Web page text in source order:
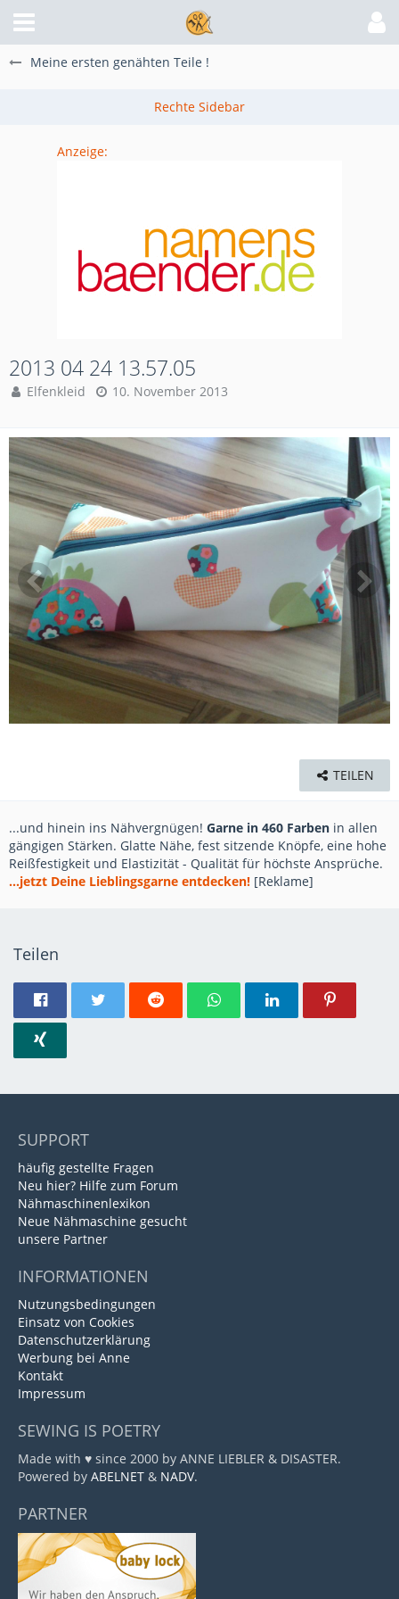
Meine ersten genähten Teile !
Anzeige:
2013 04 24 13.57.05
Elfenkleid 10. November 2013
TEILEN
...und hinein ins Nähvergnügen! Garne in 460 Farben in allen
gängigen Stärken. Glatte Nähe, fest sitzende Knöpfe, eine hohe
Reißfestigkeit und Elastizität - Qualität für höchste Ansprüche.
...jetzt Deine Lieblingsgarne entdecken! [Reklame]
Teilen
SUPPORT
häufig gestellte Fragen
Neu hier? Hilfe zum Forum
Nähmaschinenlexikon
Neue Nähmaschine gesucht
unsere Partner
INFORMATIONEN
Nutzungsbedingungen
Einsatz von Cookies
Datenschutzerklärung
Werbung bei Anne
Kontakt
Impressum
SEWING IS POETRY
Made with ♥ since 2000 by ANNE LIEBLER & DISASTER.
Powered by ABELNET & NADV.
PARTNER